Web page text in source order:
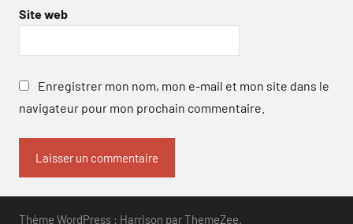
Site web
Enregistrer mon nom, mon e-mail et mon site dans le
navigateur pour mon prochain commentaire.
Thème WordPress : Harrison par ThemeZee.